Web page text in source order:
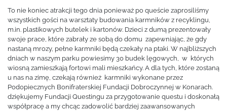
To nie koniec atrakcji tego dnia ponieważ po queście zaprosiliśmy
wszystkich gości na warsztaty budowania karmników z recyklingu,
m.in. plastikowych butelek i kartonów. Dzieci z dumą prezentowały
swoje prace, które zabrały ze sobą do domu zapewniając, że gdy
nastaną mrozy, pełne karmniki będą czekały na ptaki. W najbliższych
dniach w naszym parku powiesimy 30 budek lęgowych, w których
wiosną zamieszkają fortowi mali mieszkańcy. A dla tych, które zostaną
u nas na zimę, czekają również karmniki wykonane przez
Podopiecznych Bonifraterskiej Fundacji Dobroczynnej w Konarach.
dziękujemy Fundacji Questingu za przygotowanie questu i doskonałą
współpracę a my chcąc zadowolić bardziej zaawansowanych